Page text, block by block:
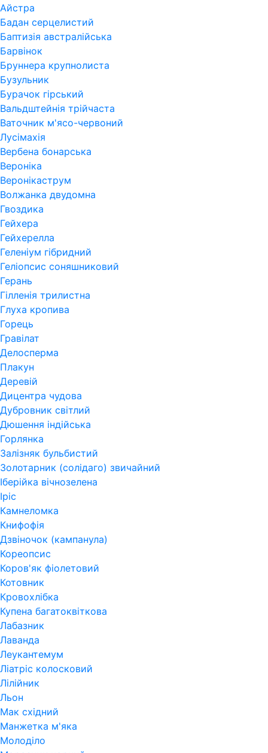
Айстра
Бадан серцелистий
Баптизія австралійська
Барвінок
Бруннера крупнолиста
Бузульник
Бурачок гірський
Вальдштейнія трійчаста
Ваточник м'ясо-червоний
Лусімахія
Вербена бонарська
Вероніка
Веронікаструм
Волжанка двудомна
Гвоздика
Гейхера
Гейхерелла
Геленіум гібридний
Геліопсис соняшниковий
Герань
Гiлленiя трилистна
Глуха кропива
Горець
Гравілат
Делосперма
Плакун
Деревій
Дицентра чудова
Дубровник світлий
Дюшення індійська
Горлянка
Залізняк бульбистий
Золотарник (солідаго) звичайний
Іберійка вічнозелена
Іріс
Камнеломка
Книфофія
Дзвіночок (кампанула)
Кореопсис
Коров'як фіолетовий
Котовник
Кровохлібка
Купена багатоквіткова
Лабазник
Лаванда
Леукантемум
Ліатріс колосковий
Лілійник
Льон
Мак східний
Манжетка м'яка
Молоділо